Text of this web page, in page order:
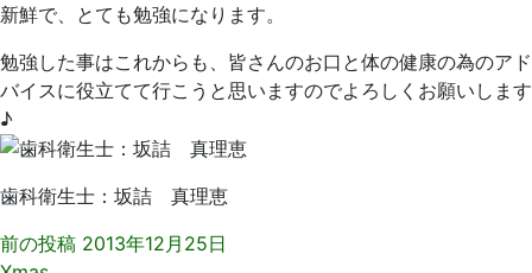
新鮮で、 とても勉強になります。
勉強した事はこれからも、皆さんのお口と体の健康の為のアド
バイスに役立てて行こうと思いますのでよろしくお願いします
♪
歯科衛生士：坂詰 真理恵
前の投稿 2013年12月25日